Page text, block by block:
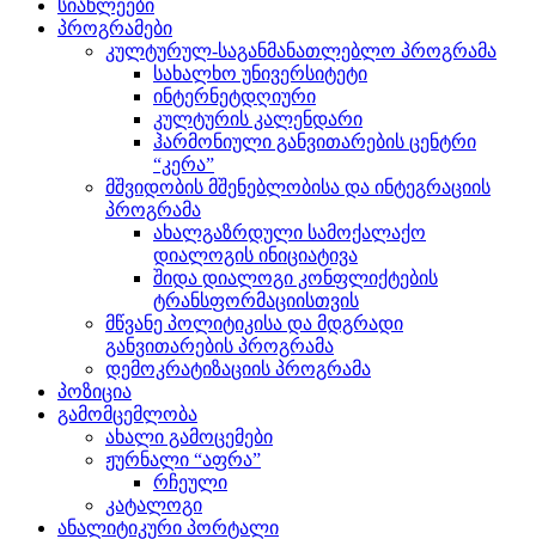
სიახლეები
პროგრამები
კულტურულ-საგანმანათლებლო პროგრამა
სახალხო უნივერსიტეტი
ინტერნეტდღიური
კულტურის კალენდარი
ჰარმონიული განვითარების ცენტრი
“კერა”
მშვიდობის მშენებლობისა და ინტეგრაციის
პროგრამა
ახალგაზრდული სამოქალაქო
დიალოგის ინიციატივა
შიდა დიალოგი კონფლიქტების
ტრანსფორმაციისთვის
მწვანე პოლიტიკისა და მდგრადი
განვითარების პროგრამა
დემოკრატიზაციის პროგრამა
პოზიცია
გამომცემლობა
ახალი გამოცემები
ჟურნალი “აფრა”
რჩეული
კატალოგი
ანალიტიკური პორტალი